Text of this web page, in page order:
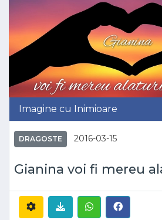
Imagine cu Inimioare
DRAGOSTE 2016-03-15
Gianina voi fi mereu